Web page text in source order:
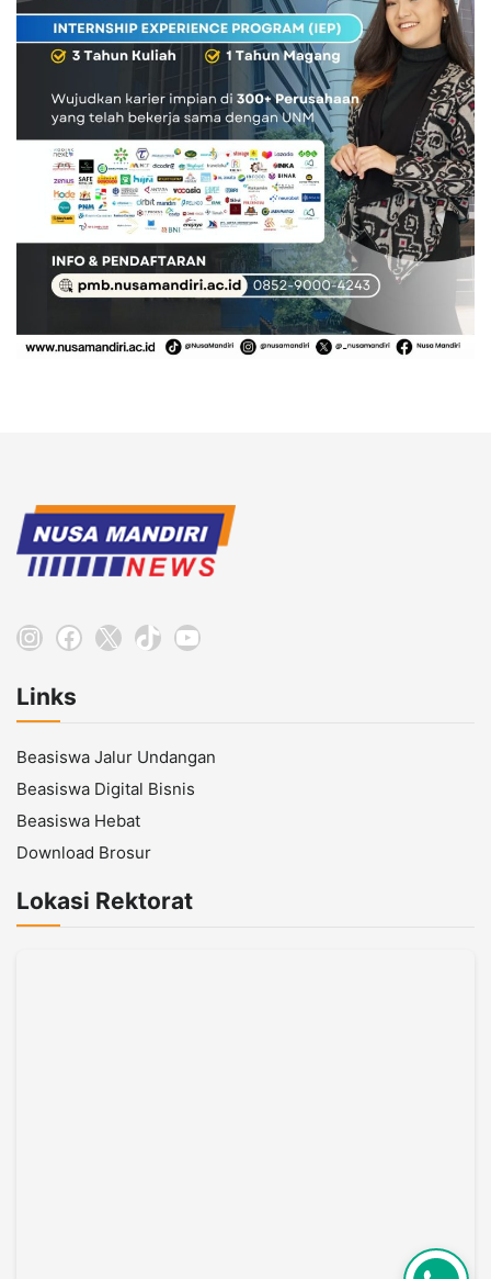
Instagram
Facebook
X TikTokYouTube
Links
Beasiswa Jalur Undangan
Beasiswa Digital Bisnis
Beasiswa Hebat
Download Brosur
Lokasi Rektorat